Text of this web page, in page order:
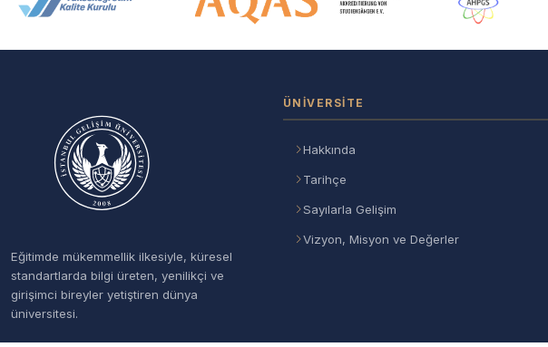
Eğitimde mükemmellik ilkesiyle, küresel
standartlarda bilgi üreten, yenilikçi ve
girişimci bireyler yetiştiren dünya
üniversitesi.
ÜNIVERSITE
Hakkında
Tarihçe
Sayılarla Gelişim
Vizyon, Misyon ve Değerler